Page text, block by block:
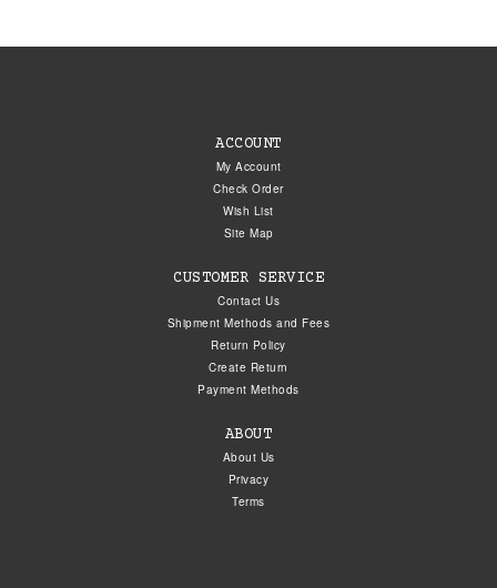
ACCOUNT
My Account
Check Order
Wish List
Site Map
CUSTOMER SERVICE
Contact Us
Shipment Methods and Fees
Return Policy
Create Return
Payment Methods
ABOUT
About Us
Privacy
Terms